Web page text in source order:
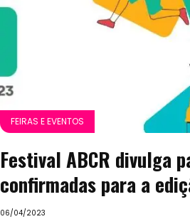
FEIRAS E EVENTOS
Festival ABCR divulga
confirmadas para a
06/04/2023